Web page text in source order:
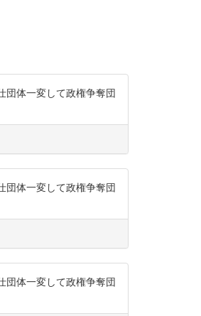
団体一変して政権争奪団
団体一変して政権争奪団
団体一変して政権争奪団